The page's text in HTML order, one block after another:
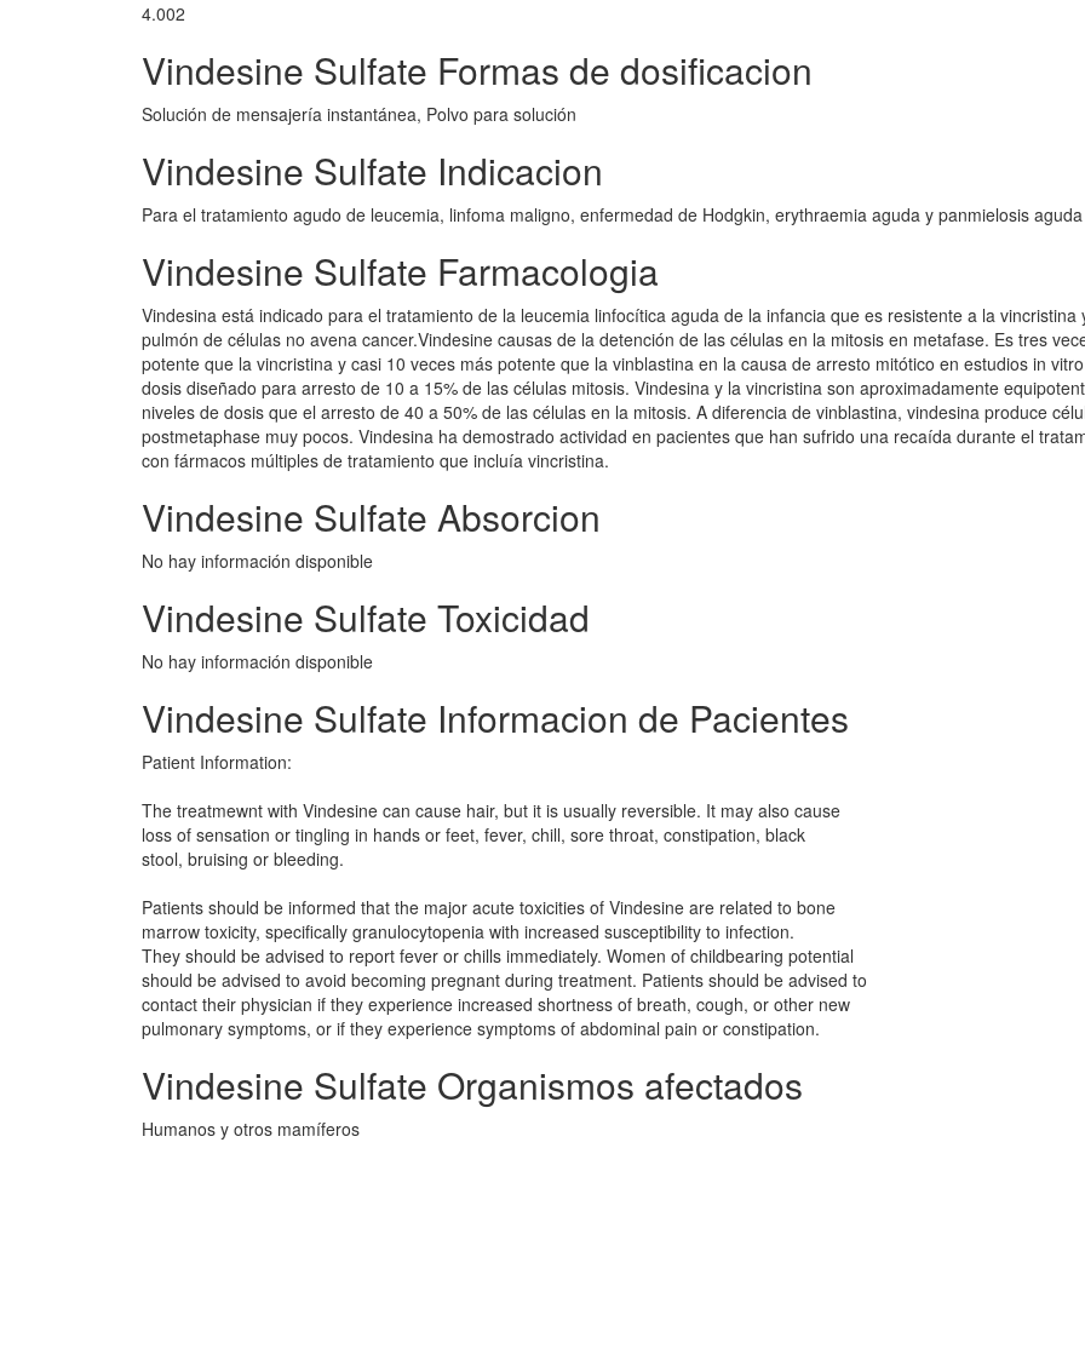
4.002
Vindesine Sulfate Formas de dosificacion
Solución de mensajería instantánea, Polvo para solución
Vindesine Sulfate Indicacion
Para el tratamiento agudo de leucemia, linfoma maligno, enfermedad de Hodgkin, erythraemia aguda y panmielosis aguda
Vindesine Sulfate Farmacologia
Vindesina está indicado para el tratamiento de la leucemia linfocítica aguda de la infancia que es resistente a la vincristina
pulmón de células no avena cancer.Vindesine causas de la detención de las células en la mitosis en metafase. Es tres
potente que la vincristina y casi 10 veces más potente que la vinblastina en la causa de arresto mitótico en estudios in
dosis diseñado para arresto de 10 a 15% de las células mitosis. Vindesina y la vincristina son aproximadamente
niveles de dosis que el arresto de 40 a 50% de las células en la mitosis. A diferencia de vinblastina, vindesina produce
postmetaphase muy pocos. Vindesina ha demostrado actividad en pacientes que han sufrido una recaída durante el
con fármacos múltiples de tratamiento que incluía vincristina.
Vindesine Sulfate Absorcion
No hay información disponible
Vindesine Sulfate Toxicidad
No hay información disponible
Vindesine Sulfate Informacion de Pacientes
Patient Information:
The treatmewnt with Vindesine can cause hair, but it is usually reversible. It may also cause
loss of sensation or tingling in hands or feet, fever, chill, sore throat, constipation, black
stool, bruising or bleeding.
Patients should be informed that the major acute toxicities of Vindesine are related to bone
marrow toxicity, specifically granulocytopenia with increased susceptibility to infection.
They should be advised to report fever or chills immediately. Women of childbearing potential
should be advised to avoid becoming pregnant during treatment. Patients should be advised to
contact their physician if they experience increased shortness of breath, cough, or other new
pulmonary symptoms, or if they experience symptoms of abdominal pain or constipation.
Vindesine Sulfate Organismos afectados
Humanos y otros mamíferos